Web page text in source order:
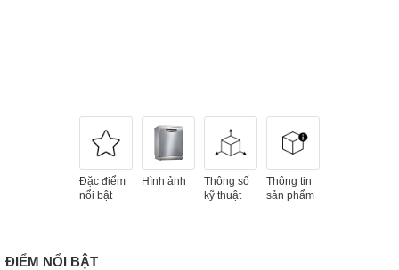
Đặc điểm
nổi bật
Hình ảnh
Thông số
kỹ thuật
Thông tin
sản phẩm
ĐIỂM NỔI BẬT